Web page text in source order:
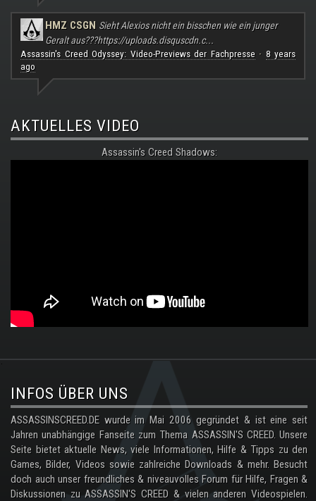
HMZ CSGN Sieht Alexios nicht ein bisschen wie ein junger
Geralt aus???https://uploads.disquscdn.c...
Assassin's Creed Odyssey: Video-Previews der Fachpresse· 8 years
ago
AKTUELLES VIDEO
Assassin's Creed Shadows:
.
INFOS ÜBER UNS
ASSASSINSCREED.DE wurde im Mai 2006 gegründet & ist eine seit
Jahren unabhängige Fanseite zum Thema ASSASSIN'S CREED. Unsere
Seite bietet aktuelle News, viele Informationen, Hilfe & Tipps zu den
Games, Bilder, Videos sowie zahlreiche Downloads & mehr. Besucht
doch auch unser freundliches & niveauvolles Forum für Hilfe, Fragen &
Diskussionen zu ASSASSIN'S CREED & vielen anderen Videospielen.